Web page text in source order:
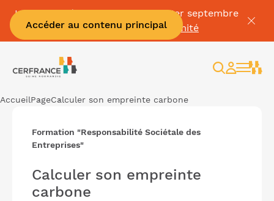
Accéder au contenu principal
La Facture électronique c'est le 1er septembre
👉Mettez vous en conformité
Rechercher
Espace
AccueilPageCalculer son empreinte carbone
Formation "Responsabilité Sociétale des
Entreprises"
Calculer son empreinte
carbone